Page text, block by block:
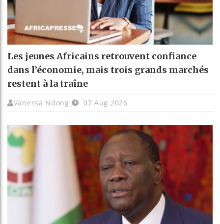
Les jeunes Africains retrouvent confiance
dans l’économie, mais trois grands marchés
restent à la traîne
Vanessa Ndong 07 Aug 2026